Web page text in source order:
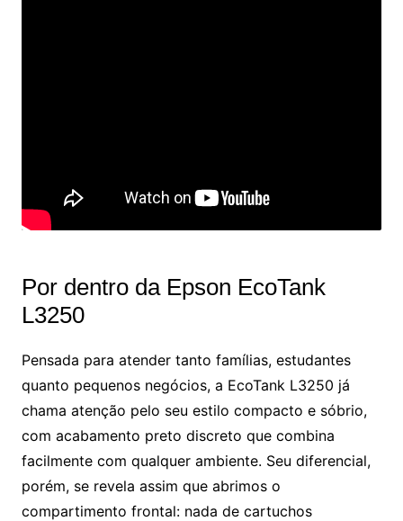
Por dentro da Epson EcoTank
L3250
Pensada para atender tanto famílias, estudantes
quanto pequenos negócios, a EcoTank L3250 já
chama atenção pelo seu estilo compacto e sóbrio,
com acabamento preto discreto que combina
facilmente com qualquer ambiente. Seu diferencial,
porém, se revela assim que abrimos o
compartimento frontal: nada de cartuchos